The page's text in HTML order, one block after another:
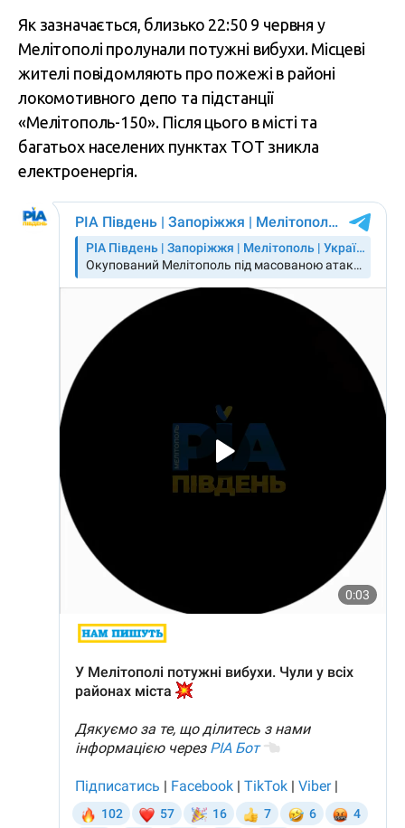
Як зазначається, близько 22:50 9 червня у
Мелітополі пролунали потужні вибухи. Місцеві
жителі повідомляють про пожежі в районі
локомотивного депо та підстанції
«Мелітополь-150». Після цього в місті та
багатьох населених пунктах ТОТ зникла
електроенергія.